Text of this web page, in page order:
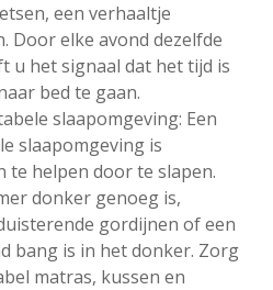
een verhaaltje
Door elke avond dezelfde
u het signaal dat het tijd is
bed te gaan.
slaapomgeving: Een
slaapomgeving is
te helpen door te slapen.
donker genoeg is,
gordijnen of een
bang is in het donker. Zorg
matras, kussen en